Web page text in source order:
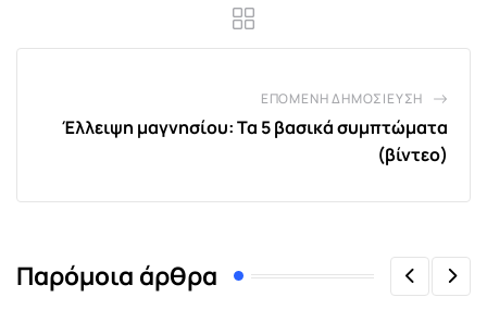
ΕΠΌΜΕΝΗ ΔΗΜΟΣΊΕΥΣΗ
Έλλειψη μαγνησίου: Τα 5 βασικά συμπτώματα
(βίντεο)
Παρόμοια άρθρα